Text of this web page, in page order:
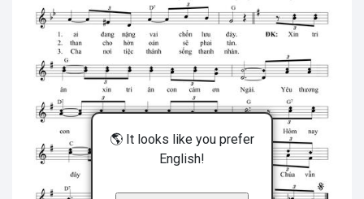
🌎 It looks like you prefer
English!